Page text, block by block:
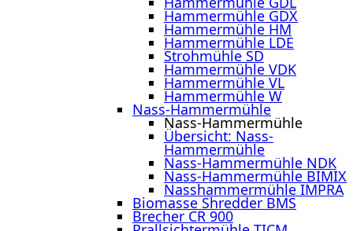
Hammermühle GDX
Hammermühle HM
Hammermühle LDE
Strohmühle SD
Hammermühle VDK
Hammermühle VL
Hammermühle W
Nass-Hammermühle
Nass-Hammermühle
Übersicht: Nass-
Hammermühle
Nass-Hammermühle NDK
Nass-Hammermühle BIMIX
Nasshammermühle IMPRA
Biomasse Shredder BMS
Brecher CR 900